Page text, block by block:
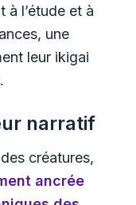
à l’étude et à
une
leur ikigai
narratif
créatures,
ancrée